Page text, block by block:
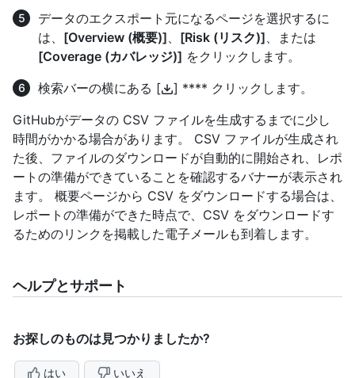
データのエクスポート元になるページを選択するに
は、 [Overview (概要)]、 [Risk (リスク)]、または
[Coverage (カバレッジ)] をクリックします。
検索バーの横にある [
] **** クリックします。
GitHubがデータの CSV ファイルを生成するまでに少し
時間がかかる場合があります。 CSV ファイルが生成され
た後、ファイルのダウンロードが自動的に開始され、レポ
ートの準備ができていることを確認するバナーが表示され
ます。 概要ページから CSV をダウンロードする場合は、
レポートの準備ができた時点で、CSV をダウンロードす
るためのリンクを掲載した電子メールも到着します。
ヘルプとサポート
お探しのものは見つかりましたか?
はい いいえ